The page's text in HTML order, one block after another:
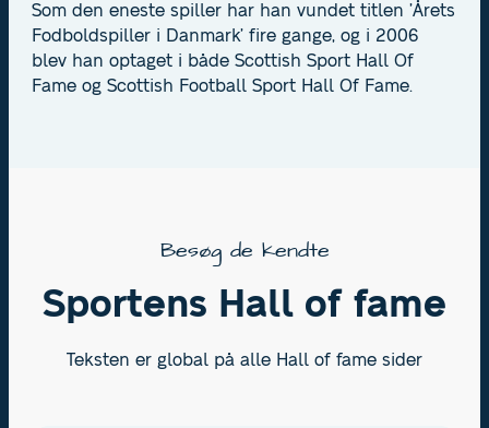
Som den eneste spiller har han vundet titlen ’Årets
Fodboldspiller i Danmark’ fire gange, og i 2006
blev han optaget i både Scottish Sport Hall Of
Fame og Scottish Football Sport Hall Of Fame.
Besøg de kendte
Sportens Hall of fame
Teksten er global på alle Hall of fame sider